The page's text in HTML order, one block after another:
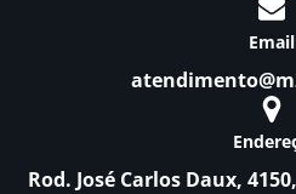
Email
Rod. José Carlos Daux,